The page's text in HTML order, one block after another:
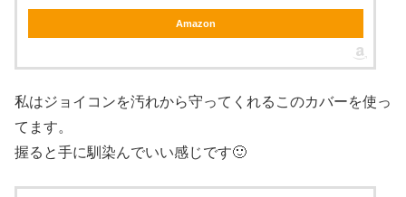
Amazon
私はジョイコンを汚れから守ってくれるこのカバーを使っ
てます。
握ると手に馴染んでいい感じです🙂